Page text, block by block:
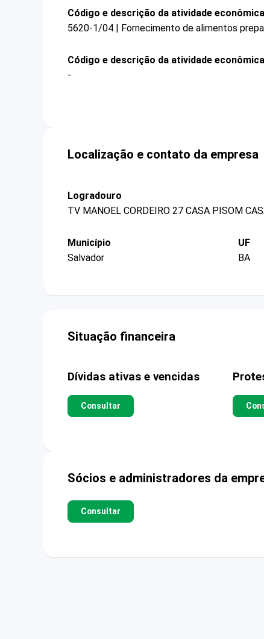
Código e descrição da atividade
5620-1/04 | Fornecimento de alimentos
Código e descrição da atividade
-
Localização e contato da empresa
Logradouro
TV MANOEL CORDEIRO 27 CASA PISOM
Município
Salvador
UF
BA
Situação financeira
Dívidas ativas e vencidas
Consultar
Sócios e administradores da
Consultar